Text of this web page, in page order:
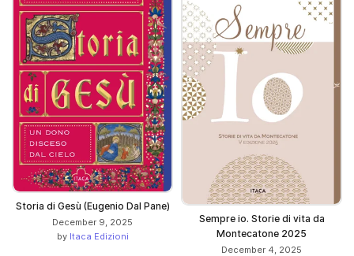
Storia di Gesù (Eugenio Dal Pane)
December 9, 2025
by Itaca Edizioni
Sempre io. Storie di vita da
Montecatone 2025
December 4, 2025